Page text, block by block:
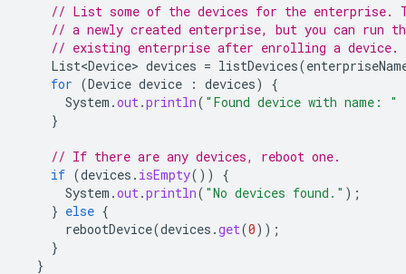
// List some of the devices for the enterprise.
// a newly created enterprise, but you can run
// existing enterprise after enrolling a device.
List<Device> devices = listDevices(
for (Device device : devices)
{
System .out.println( "Found device with name: "
}
// If there are any devices, reboot one.
if (devices . isEmpty())
{
System .out.println( "No devices found." );
} else {
rebootDevice(devices .get(0));
}
}